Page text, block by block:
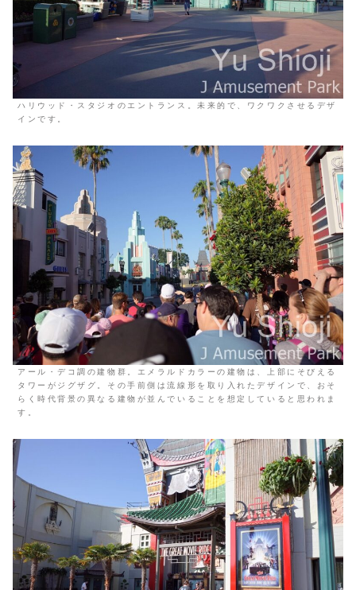
ハリウッド・スタジオのエントランス。未来的で、ワクワクさせるデザ
インです。
アール・デコ調の建物群。エメラルドカラーの建物は、上部にそびえる
タワーがジグザグ。その手前側は流線形を取り入れたデザインで、おそ
らく時代背景の異なる建物が並んでいることを想定していると思われま
す。